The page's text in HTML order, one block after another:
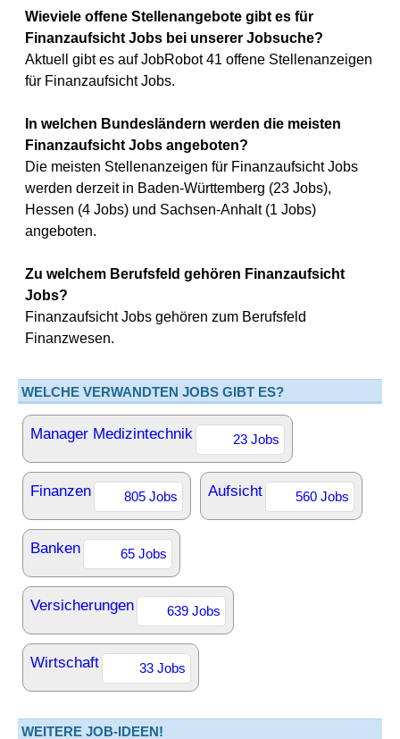
Wieviele offene Stellenangebote gibt es für
Finanzaufsicht Jobs bei unserer Jobsuche?
Aktuell gibt es auf JobRobot 41 offene Stellenanzeigen
für Finanzaufsicht Jobs.
In welchen Bundesländern werden die meisten
Finanzaufsicht Jobs angeboten?
Die meisten Stellenanzeigen für Finanzaufsicht Jobs
werden derzeit in Baden-Württemberg (23 Jobs),
Hessen (4 Jobs) und Sachsen-Anhalt (1 Jobs)
angeboten.
Zu welchem Berufsfeld gehören Finanzaufsicht
Jobs?
Finanzaufsicht Jobs gehören zum Berufsfeld
Finanzwesen.
WELCHE VERWANDTEN JOBS GIBT ES?
Manager Medizintechnik 23 Jobs
Finanzen 805 Jobs Aufsicht 560 Jobs
Banken 65 Jobs
Versicherungen 639 Jobs
Wirtschaft 33 Jobs
WEITERE JOB-IDEEN!